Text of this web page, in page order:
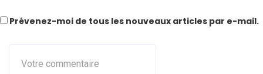
Prévenez-moi de tous les nouveaux articles par e-mail.